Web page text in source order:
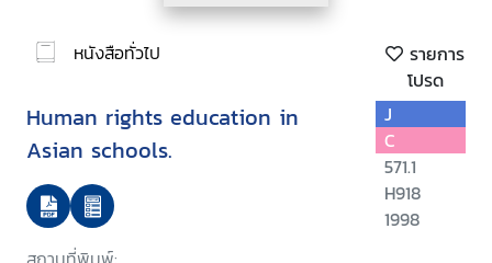
หนังสือทั่วไป
รายการ
โปรด
Human rights education in
Asian schools.
J
C
571.1
H918
1998